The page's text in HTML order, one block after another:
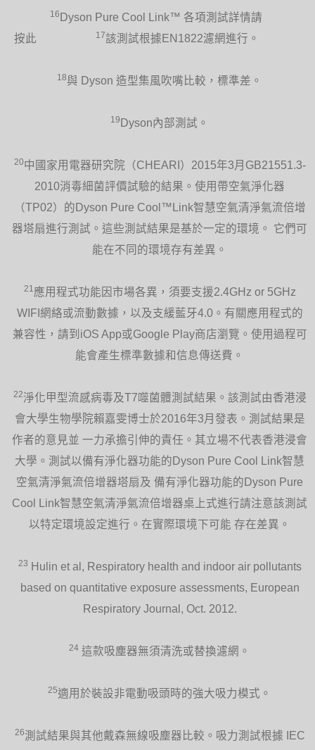
16 Dyson Pure Cool Link™ 各項測試詳情請
按此
17該測試根據EN1822濾網進行。
18與 Dyson 造型集風吹嘴比較，標準差。
19 Dyson內部測試。
20中國家用電器研究院（CHEARI）2015年3月GB21551.3-
2010消毒細菌評價試驗的結果。使用帶空氣淨化器
（TP02）的Dyson Pure Cool™Link智慧空氣清淨氣流倍增
器塔扇進行測試。這些測試結果是基於一定的環境。 它們可
能在不同的環境存有差異。
21 應用程式功能因市場各異，須要支援2.4GHz or 5GHz
WIFI網絡或流動數據，以及支緩藍牙4.0。有關應用程式的
兼容性，請到iOS App或Google Play商店瀏覽。使用過程可
能會產生標準數據和信息傳送費。
22淨化甲型流感病毒及T7噬菌體測試結果。該測試由香港浸
會大學生物學院賴嘉雯博士於2016年3月發表。測試結果是
作者的意見並 一力承擔引伸的責任。其立場不代表香港浸會
大學。測試以備有淨化器功能的Dyson Pure Cool Link智慧
空氣清淨氣流倍增器塔扇及 備有淨化器功能的Dyson Pure
Cool Link智慧空氣清淨氣流倍增器桌上式進行請注意該測試
以特定環境設定進行。在實際環境下可能 存在差異。
23
Hulin et al, Respiratory health and indoor air pollutants
based on quantitative exposure assessments, European
Respiratory Journal, Oct. 2012.
24 這款吸塵器無須清洗或替換濾網。
25適用於裝設非電動吸頭時的強大吸力模式。
26測試結果與其他戴森無線吸塵器比較。吸力測試根據 IEC